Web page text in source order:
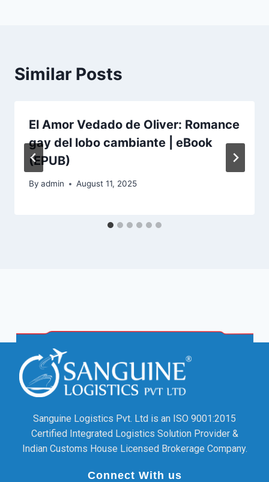
Similar Posts
El Amor Vedado de Oliver: Romance
gay del lobo cambiante | eBook
(EPUB)
By admin August 11, 2025
Sanguine Logistics Pvt. Ltd is an ISO 9001:2015
Certified Integrated Logistics Solution Provider &
Indian Customs House Licensed Brokerage Company.
Connect With us